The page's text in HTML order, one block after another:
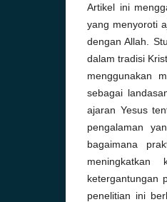
Artikel ini
yang menyoroti
dengan Allah.
dalam tradisi
menggunakan
sebagai
ajaran Yesus
pengalaman
bagaimana
ketergantungan
penelitian ini